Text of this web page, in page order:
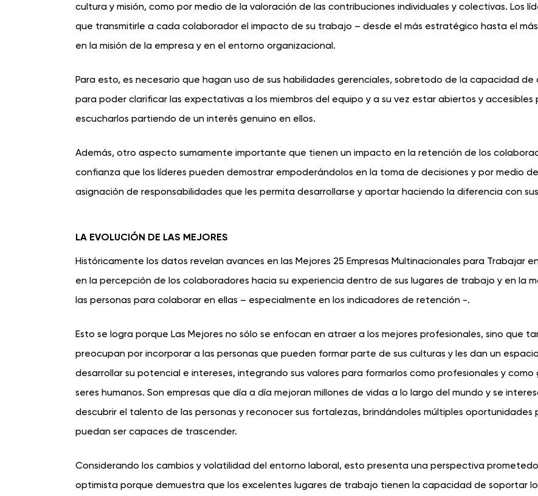
cultura y misión, como por medio de la valoración de las contribuciones individuales y colectivas. Los
que transmitirle a cada colaborador el impacto de su trabajo – desde el más estratégico hasta el
en la misión de la empresa y en el entorno organizacional.
Para esto, es necesario que hagan uso de sus habilidades gerenciales, sobretodo de la capacidad de
para poder clarificar las expectativas a los miembros del equipo y a su vez estar abiertos y accesibles
escucharlos partiendo de un interés genuino en ellos.
Además, otro aspecto sumamente importante que tienen un impacto en la retención de los
confianza que los líderes pueden demostrar empoderándolos en la toma de decisiones y por medio
asignación de responsabilidades que les permita desarrollarse y aportar haciendo la diferencia con
LA EVOLUCIÓN DE LAS MEJORES
Históricamente los datos revelan avances en las Mejores 25 Empresas Multinacionales para Trabajar
en la percepción de los colaboradores hacia su experiencia dentro de sus lugares de trabajo y en la
las personas para colaborar en ellas – especialmente en los indicadores de retención -.
Esto se logra porque Las Mejores no sólo se enfocan en atraer a los mejores profesionales, sino que
preocupan por incorporar a las personas que pueden formar parte de sus culturas y les dan un
desarrollar su potencial e intereses, integrando sus valores para formarlos como profesionales y como
seres humanos. Son empresas que día a día mejoran millones de vidas a lo largo del mundo y se
descubrir el talento de las personas y reconocer sus fortalezas, brindándoles múltiples oportunidades
puedan ser capaces de trascender.
Considerando los cambios y volatilidad del entorno laboral, esto presenta una perspectiva
optimista porque demuestra que los excelentes lugares de trabajo tienen la capacidad de soportar